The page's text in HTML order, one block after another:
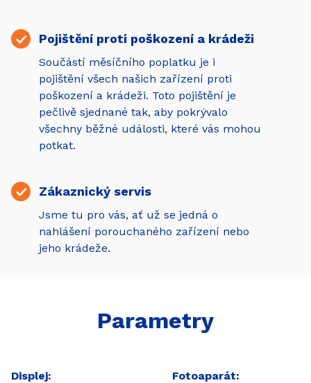
Pojištění proti poškození a krádeži
Součástí měsíčního poplatku je i
pojištění všech našich zařízení proti
poškození a krádeži. Toto pojištění je
pečlivě sjednané tak, aby pokrývalo
všechny běžné události, které vás mohou
potkat.
Zákaznický servis
Jsme tu pro vás, ať už se jedná o
nahlášení porouchaného zařízení nebo
jeho krádeže.
Parametry
Displej
Fotoaparát